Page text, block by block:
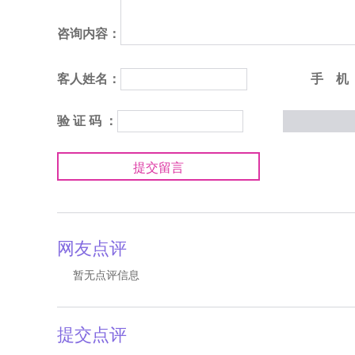
咨询内容：
客人姓名： 手 机
验 证 码 ：
提交留言
网友点评
暂无点评信息
提交点评